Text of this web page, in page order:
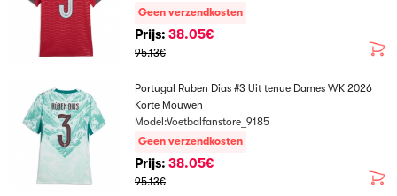
Geen verzendkosten
Prijs: 38.05€
95.13€
Portugal Ruben Dias #3 Uit tenue Dames WK 2026
Korte Mouwen
Model:Voetbalfanstore_9185
Geen verzendkosten
Prijs: 38.05€
95.13€